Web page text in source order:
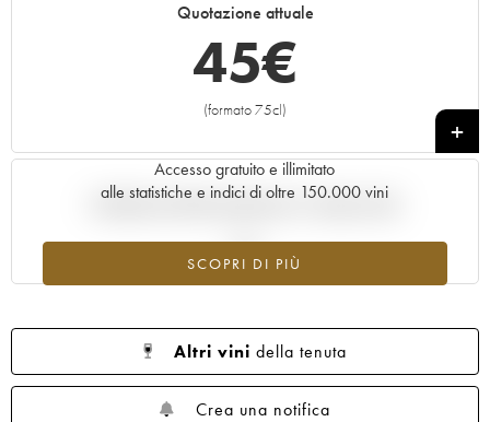
Quotazione attuale
45€
(formato 75cl)
+
Accesso gratuito e illimitato
alle statistiche e indici di oltre 150.000 vini
SCOPRI DI PIÙ
Andamento della quotazione in tempo reale
Altri vini della tenuta
Crea una notifica